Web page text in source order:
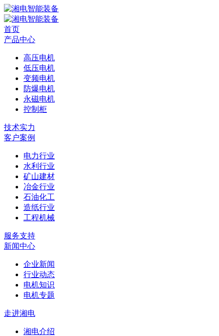
首页
产品中心
高压电机
低压电机
变频电机
防爆电机
永磁电机
控制柜
技术实力
客户案例
电力行业
水利行业
矿山建材
冶金行业
石油化工
造纸行业
工程机械
服务支持
新闻中心
企业新闻
行业动态
电机知识
电机专题
走进湘电
湘电介绍